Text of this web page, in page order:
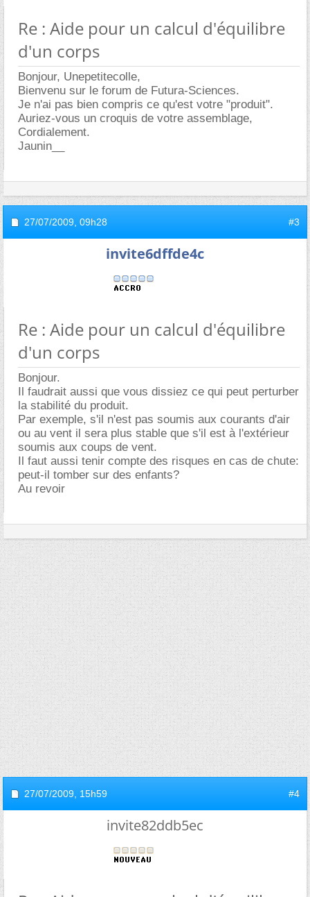
Re : Aide pour un calcul d'équilibre
d'un corps
Bonjour, Unepetitecolle,
Bienvenu sur le forum de Futura-Sciences.
Je n'ai pas bien compris ce qu'est votre "produit".
Auriez-vous un croquis de votre assemblage,
Cordialement.
Jaunin__
27/07/2009, 09h28 #3
invite6dffde4c
Re : Aide pour un calcul d'équilibre
d'un corps
Bonjour.
Il faudrait aussi que vous dissiez ce qui peut perturber
la stabilité du produit.
Par exemple, s'il n'est pas soumis aux courants d'air
ou au vent il sera plus stable que s'il est à l'extérieur
soumis aux coups de vent.
Il faut aussi tenir compte des risques en cas de chute:
peut-il tomber sur des enfants?
Au revoir
27/07/2009, 15h59 #4
invite82ddb5ec